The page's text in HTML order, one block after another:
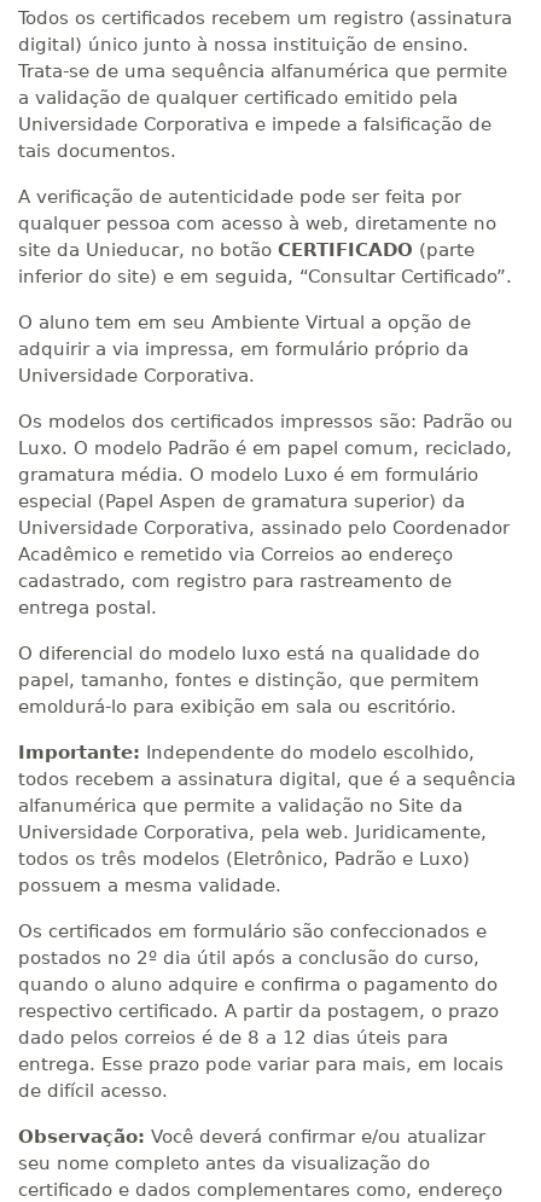
Todos os certificados recebem um registro (assinatura
digital) único junto à nossa instituição de ensino.
Trata-se de uma sequência alfanumérica que permite
a validação de qualquer certificado emitido pela
Universidade Corporativa e impede a falsificação de
tais documentos.
A verificação de autenticidade pode ser feita por
qualquer pessoa com acesso à web, diretamente no
site da Unieducar, no botão CERTIFICADO (parte
inferior do site) e em seguida, “Consultar Certificado”.
O aluno tem em seu Ambiente Virtual a opção de
adquirir a via impressa, em formulário próprio da
Universidade Corporativa.
Os modelos dos certificados impressos são: Padrão ou
Luxo. O modelo Padrão é em papel comum, reciclado,
gramatura média. O modelo Luxo é em formulário
especial (Papel Aspen de gramatura superior) da
Universidade Corporativa, assinado pelo Coordenador
Acadêmico e remetido via Correios ao endereço
cadastrado, com registro para rastreamento de
entrega postal.
O diferencial do modelo luxo está na qualidade do
papel, tamanho, fontes e distinção, que permitem
emoldurá-lo para exibição em sala ou escritório.
Importante: Independente do modelo escolhido,
todos recebem a assinatura digital, que é a sequência
alfanumérica que permite a validação no Site da
Universidade Corporativa, pela web. Juridicamente,
todos os três modelos (Eletrônico, Padrão e Luxo)
possuem a mesma validade.
Os certificados em formulário são confeccionados e
postados no 2º dia útil após a conclusão do curso,
quando o aluno adquire e confirma o pagamento do
respectivo certificado. A partir da postagem, o prazo
dado pelos correios é de 8 a 12 dias úteis para
entrega. Esse prazo pode variar para mais, em locais
de difícil acesso.
Observação: Você deverá confirmar e/ou atualizar
seu nome completo antes da visualização do
certificado e dados complementares como, endereço